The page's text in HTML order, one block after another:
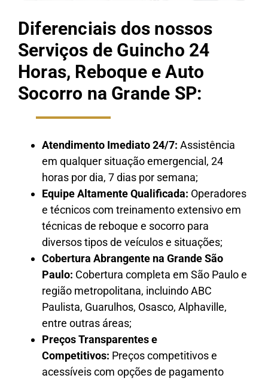
Diferenciais dos nossos
Serviços de Guincho 24
Horas, Reboque e Auto
Socorro na Grande SP:
Atendimento Imediato 24/7: Assistência
em qualquer situação emergencial, 24
horas por dia, 7 dias por semana;
Equipe Altamente Qualificada: Operadores
e técnicos com treinamento extensivo em
técnicas de reboque e socorro para
diversos tipos de veículos e situações;
Cobertura Abrangente na Grande São
Paulo: Cobertura completa em São Paulo e
região metropolitana, incluindo ABC
Paulista, Guarulhos, Osasco, Alphaville,
entre outras áreas;
Preços Transparentes e
Competitivos: Preços competitivos e
acessíveis com opções de pagamento